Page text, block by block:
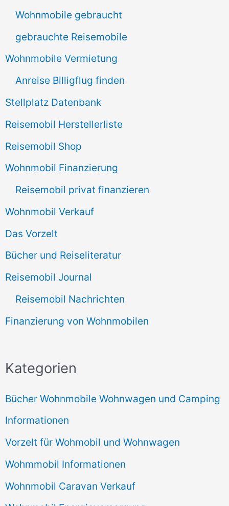
Wohnmobile gebraucht
gebrauchte Reisemobile
Wohnmobile Vermietung
Anreise Billigflug finden
Stellplatz Datenbank
Reisemobil Herstellerliste
Reisemobil Shop
Wohnmobil Finanzierung
Reisemobil privat finanzieren
Wohnmobil Verkauf
Das Vorzelt
Bücher und Reiseliteratur
Reisemobil Journal
Reisemobil Nachrichten
Finanzierung von Wohnmobilen
Kategorien
Bücher Wohnmobile Wohnwagen und Camping
Informationen
Vorzelt für Wohmobil und Wohnwagen
Wohmmobil Informationen
Wohnmobil Caravan Verkauf